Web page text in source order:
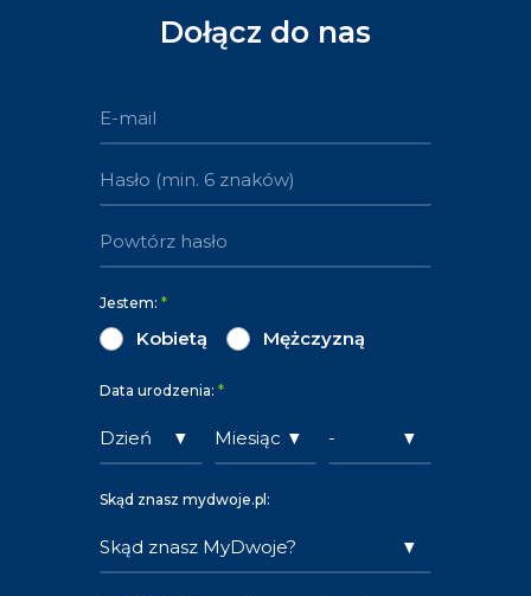
Dołącz do nas
Jestem: *
Kobietą Mężczyzną
Data urodzenia: *
Skąd znasz mydwoje.pl: